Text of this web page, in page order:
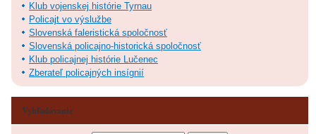
Klub vojenskej histórie Tyrnau
Policajt vo výslužbe
Slovenská faleristická spoločnosť
Slovenská policajno-historická spoločnosť
Klub policajnej histórie Lučenec
Zberateľ policajných insígnií
Vyhľadávanie